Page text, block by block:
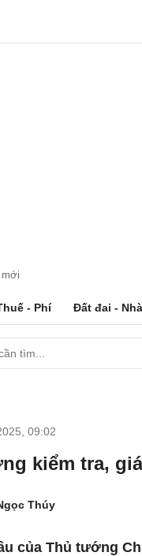
mới
- Phí Đất đai -
09:02
kiểm tra,
Thúy
của Thủ tướng